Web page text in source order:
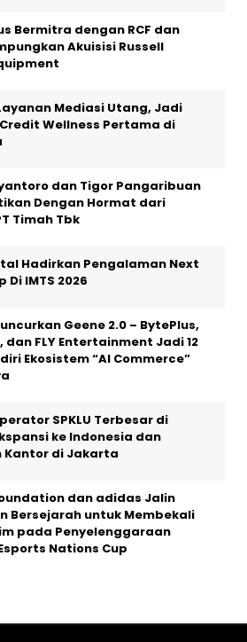
Bermitra dengan RCF dan
Akuisisi Russell
Mediasi Utang, Jadi
Wellness Pertama di
dan Tigor Pangaribuan
Dengan Hormat dari
Timah Tbk
Hadirkan Pengalaman Next
Di IMTS 2026
Geene 2.0 – BytePlus,
dan FLY Entertainment Jadi 12
Ekosistem “AI Commerce”
SPKLU Terbesar di
ke Indonesia dan
Kantor di Jakarta
dan adidas Jalin
Bersejarah untuk Membekali
pada Penyelenggaraan
Nations Cup